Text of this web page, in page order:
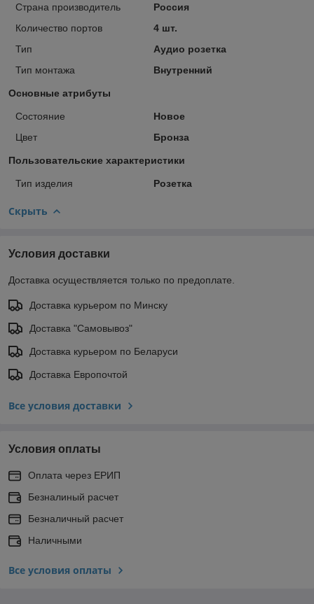
Страна производитель
Россия
Количество портов
4 шт.
Тип
Аудио розетка
Тип монтажа
Внутренний
Основные атрибуты
Состояние
Новое
Цвет
Бронза
Пользовательские характеристики
Тип изделия Розетка
Скрыть
Условия доставки
Доставка осуществляется только по предоплате.
Доставка курьером по Минску
Доставка "Самовывоз"
Доставка курьером по Беларуси
Доставка Европочтой
Все условия доставки
Условия оплаты
Оплата через ЕРИП
Безналиный расчет
Безналичный расчет
Наличными
Все условия оплаты